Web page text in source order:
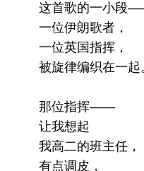
这首歌的一小段
一位伊朗歌者，
一位英国指挥，
被旋律编织在一起
那位指挥——
让我想起
我高二的班主任，
有点调皮，